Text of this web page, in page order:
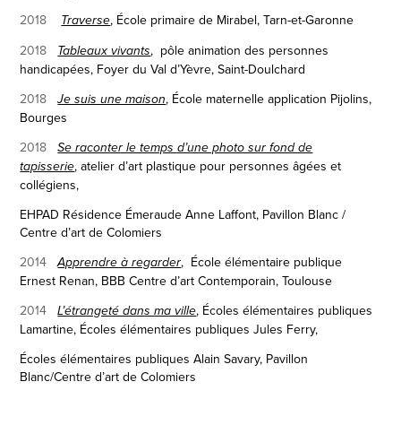
2018
Traverse, École primaire de Mirabel, Tarn-et-Garonne
2018
Tableaux vivants, pôle animation des personnes
handicapées, Foyer du Val d’Yèvre, Saint-Doulchard
2018Je suis une maison, École maternelle application Pijolins,
Bourges
2018Se raconter le temps d’une photo sur fond de
tapisserie, atelier d’art plastique pour personnes âgées et
collégiens,
EHPAD Résidence Émeraude Anne Laffont, Pavillon Blanc /
Centre d’art de Colomiers
2014Apprendre à regarder, École élémentaire publique
Ernest Renan, BBB Centre d’art Contemporain, Toulouse
2014L’étrangeté dans ma ville, Écoles élémentaires publiques
Lamartine, Écoles élémentaires publiques Jules Ferry,
Écoles élémentaires publiques Alain Savary, Pavillon
Blanc/Centre d’art de Colomiers